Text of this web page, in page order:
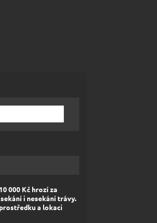
000 Kč hrozí za
i nesekání trávy.
a lokaci